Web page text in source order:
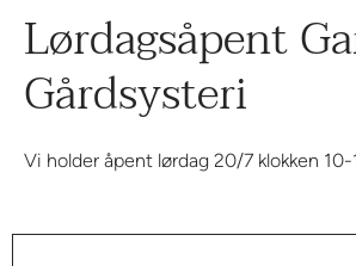
Lørdagsåpent
Gårdsysteri
Vi holder åpent lørdag 20/7 klokken 10-